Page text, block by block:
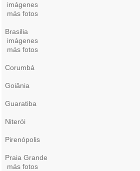
imágenes
más fotos
Brasilia
imágenes
más fotos
Corumbá
Goiânia
Guaratiba
Niterói
Pirenópolis
Praia Grande
más fotos